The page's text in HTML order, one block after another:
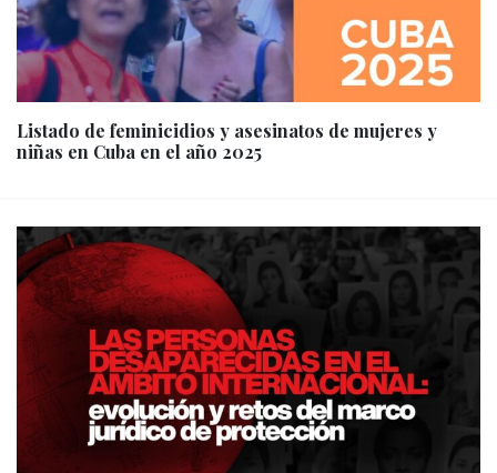
Listado de feminicidios y asesinatos de mujeres y
niñas en Cuba en el año 2025